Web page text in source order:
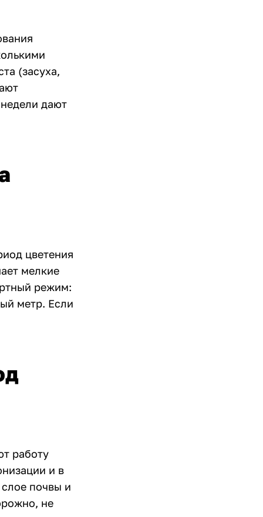
(засуха,
дают
цветения
мелкие
режим:
метр. Если
работу
и в
почвы и
не